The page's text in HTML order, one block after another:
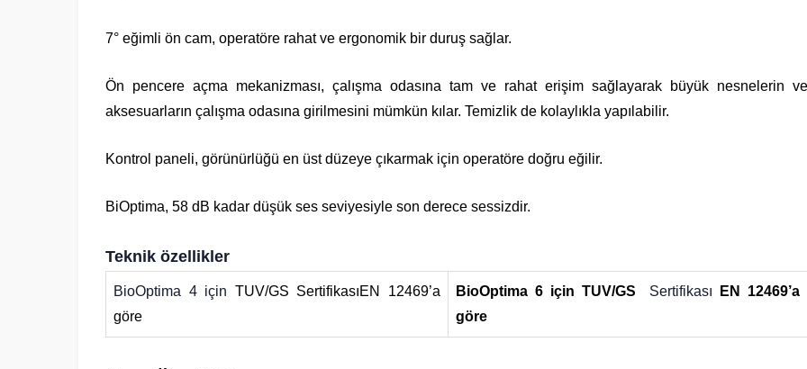
7° eğimli ön cam, operatöre rahat ve ergonomik bir duruş sağlar.
Ön pencere açma mekanizması, çalışma odasına tam ve rahat erişim sağlayarak büyük nesnelerin ve
aksesuarların çalışma odasına girilmesini mümkün kılar. Temizlik de kolaylıkla yapılabilir.
Kontrol paneli, görünürlüğü en üst düzeye çıkarmak için operatöre doğru eğilir.
BiOptima, 58 dB kadar düşük ses seviyesiyle son derece sessizdir.
Teknik özellikler
BioOptima 4 için TUV/GS SertifikasıEN 12469’a
göre
BioOptima 6 için TUV/GS Sertifikası
EN 12469’a
göre